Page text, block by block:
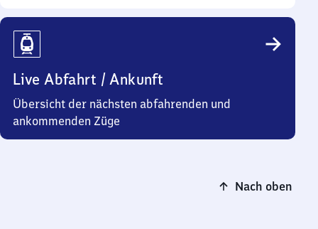
Live Abfahrt / Ankunft
Übersicht der nächsten abfahrenden und
ankommenden Züge
Nach oben